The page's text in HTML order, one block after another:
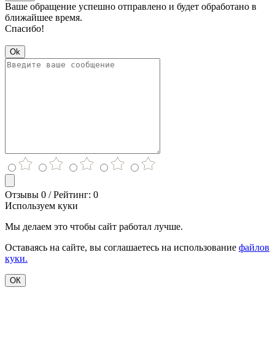
Ваше обращение успешно отправлено и будет обработано в
ближайшее время.
Спасибо!
Ok
Отзывы 0 / Рейтинг: 0
Используем куки
Мы делаем это чтобы сайт работал лучше.
Оставаясь на сайте, вы соглашаетесь на использование файлов
куки.
ОК